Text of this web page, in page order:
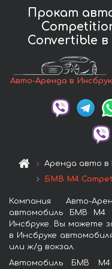
Прокат
Convertible в
Авто-Аренда в
Аренда авто в
БМВ M4
Компания Авто-
автомобиль БМВ M4
Инсбруке. Вы можете
в Инсбруке
или ж/д вокзал.
Автомобиль БМВ M4